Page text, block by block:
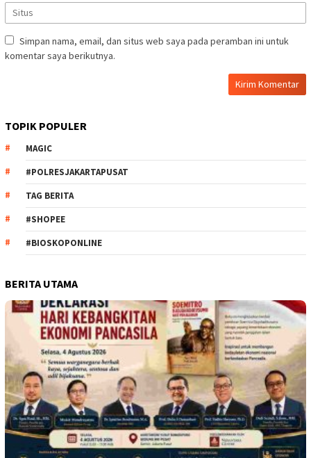
Simpan nama, email, dan situs web saya pada peramban ini untuk
komentar saya berikutnya.
TOPIK POPULER
MAGIC
#POLRESJAKARTAPUSAT
TAG BERITA
#SHOPEE
#BIOSKOPONLINE
BERITA UTAMA